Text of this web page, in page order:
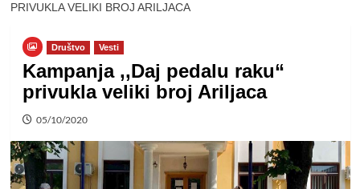
PRIVUKLA VELIKI BROJ ARILJACA
Društvo Vesti
Kampanja ,,Daj pedalu raku“
privukla veliki broj Ariljaca
05/10/2020